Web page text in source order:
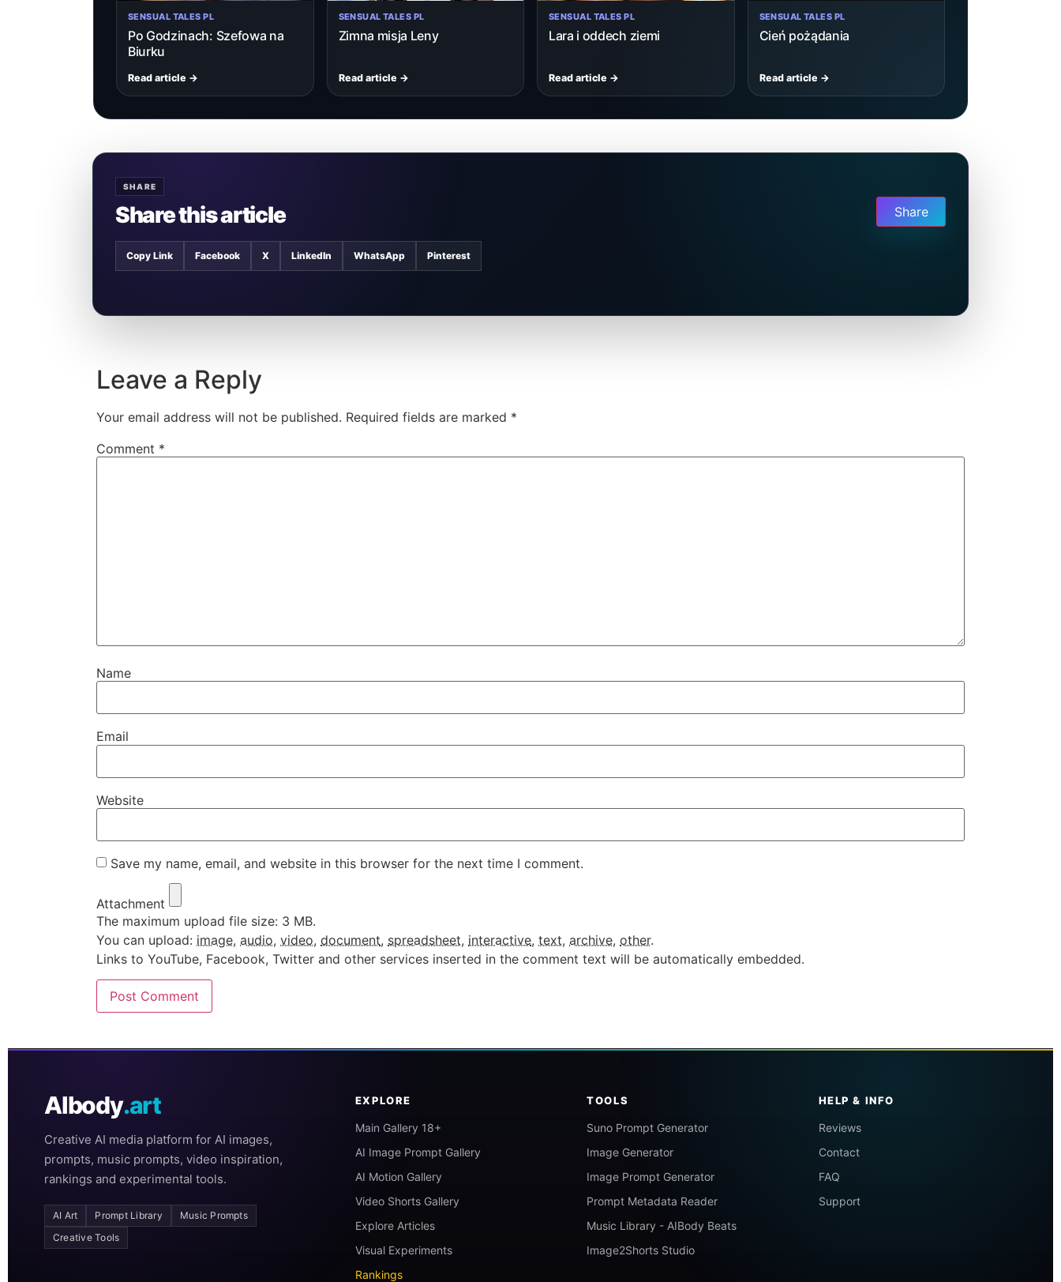
SENSUAL TALES PL
Po Godzinach: Szefowa na
Biurku
Read article →
SENSUAL TALES PL
Zimna misja Leny
Read article →
SENSUAL TALES PL
Lara i oddech ziemi
Read article →
SENSUAL TALES PL
Cień pożądania
Read article →
SHARE
Share this article Share
Copy Link Facebook X LinkedIn WhatsApp Pinterest
Leave a Reply
Your email address will not be published. Required fields are marked *
Comment *
Name
Email
Website
Save my name, email, and website in this browser for the next time I comment.
Attachment
The maximum upload file size: 3 MB.
You can upload: image, audio, video, document, spreadsheet, interactive, text, archive, other.
Links to YouTube, Facebook, Twitter and other services inserted in the comment text will be automatically embedded.
AIbody.art
Creative AI media platform for AI images,
prompts, music prompts, video inspiration,
rankings and experimental tools.
AI Art Prompt Library
Music Prompts
Creative Tools
EXPLORE
Main Gallery 18+
AI Image Prompt Gallery
AI Motion Gallery
Video Shorts Gallery
Explore Articles
Visual Experiments
Rankings
TOOLS
Suno Prompt Generator
Image Generator
Image Prompt Generator
Prompt Metadata Reader
Music Library - AIBody Beats
Image2Shorts Studio
HELP & INFO
Reviews
Contact
FAQ
Support